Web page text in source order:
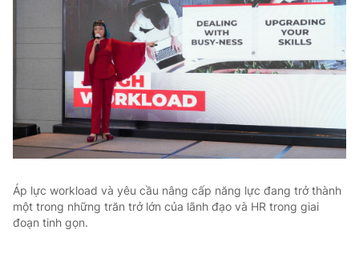
Áp lực workload và yêu cầu nâng cấp năng lực đang trở thành
một trong những trăn trở lớn của lãnh đạo và HR trong giai
đoạn tinh gọn.